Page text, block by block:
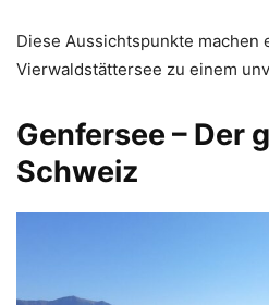
Diese Aussichtspunkte machen
Vierwaldstättersee zu einem
Genfersee – Der
Schweiz